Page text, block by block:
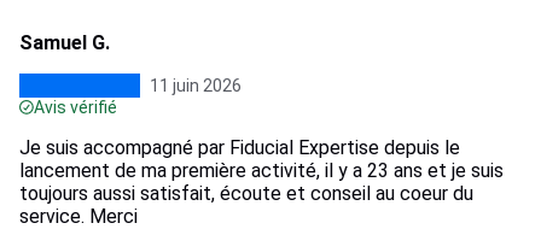
Samuel G.
11 juin 2026
Avis vérifié
Je suis accompagné par Fiducial Expertise depuis le
lancement de ma première activité, il y a 23 ans et je suis
toujours aussi satisfait, écoute et conseil au coeur du
service. Merci